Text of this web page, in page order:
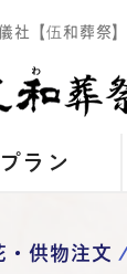
社【伍和葬祭
ラン
・供物注文